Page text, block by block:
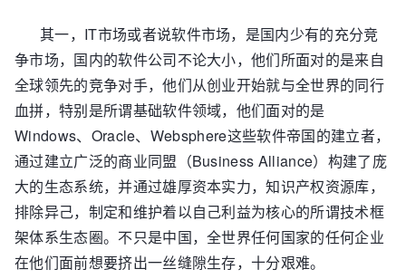
其一，IT市场或者说软件市场，是国内少有的充分竞
争市场，国内的软件公司不论大小，他们所面对的是来自
全球领先的竞争对手，他们从创业开始就与全世界的同行
血拼，特别是所谓基础软件领域，他们面对的是
Windows、Oracle、Websphere这些软件帝国的建立者，
通过建立广泛的商业同盟（Business Alliance）构建了庞
大的生态系统，并通过雄厚资本实力，知识产权资源库，
排除异己，制定和维护着以自己利益为核心的所谓技术框
架体系生态圈。不只是中国，全世界任何国家的任何企业
在他们面前想要挤出一丝缝隙生存，十分艰难。